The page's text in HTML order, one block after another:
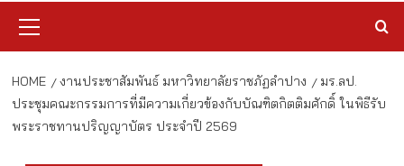
Menu
HOME งานประชาสัมพันธ์ มหาวิทยาลัยราชภัฏลำปาง
มร.ลป.
ประชุมคณะกรรมการที่มีความเกี่ยวข้องกับบัณฑิตกิตติมศักดิ์ ในพิธีรับ
พระราชทานปริญญาบัตร ประจำปี 2569